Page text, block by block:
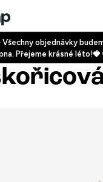
objednávky
Přejeme krásné